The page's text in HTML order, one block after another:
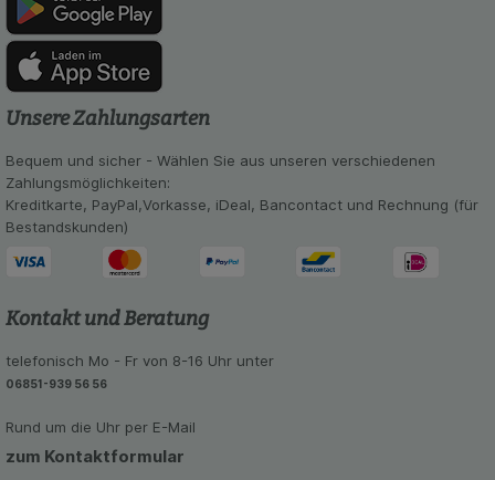
Statistik & Tracking:
Informationen über die Art und Weise der Nutzung
unserer Website sammeln, mit deren Hilfe wir
unsere Website weiter für Sie optimieren können,
Werbung auf Drittseiten möglichst relevant für Sie
hierfür teilweise an Dritte wie z.B. Google oder
soziale Medien übertragen werden.
Unsere Zahlungsarten
Bequem und sicher - Wählen Sie aus unseren verschiedenen
Zahlungsmöglichkeiten:
Kreditkarte, PayPal,Vorkasse, iDeal, Bancontact und Rechnung (für
Bestandskunden)
Kontakt und Beratung
telefonisch Mo - Fr von 8-16 Uhr unter
06851-939 56 56
Rund um die Uhr per E-Mail
zum Kontaktformular